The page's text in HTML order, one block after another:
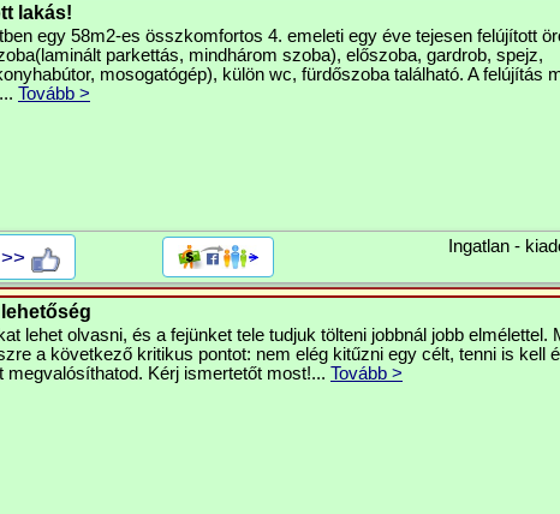
lakás!
egy 58m2-es összkomfortos 4. emeleti egy éve tejesen felújított
parkettás, mindhárom szoba), előszoba, gardrob, spejz,
mosogatógép), külön wc, fürdőszoba található. A felújítás
Tovább >
Ingatlan -
lehet olvasni, és a fejünket tele tudjuk tölteni jobbnál jobb elmélettel.
a következő kritikus pontot: nem elég kitűzni egy célt, tenni is kell
megvalósíthatod. Kérj ismertetőt most!... Tovább >